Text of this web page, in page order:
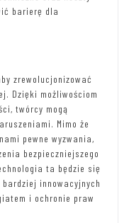
barierę dla
zrewolucjonizować
Dzięki możliwościom
twórcy mogą
Mimo że
pewne wyzwania,
bezpieczniejszego
ta będzie się
innowacyjnych
i ochronie praw